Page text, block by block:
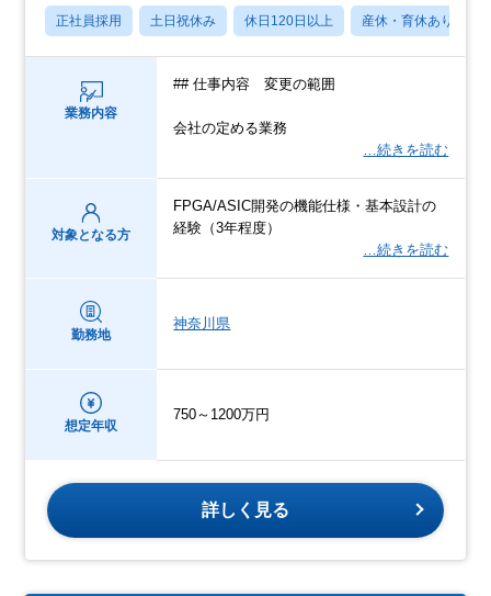
正社員採用 土日祝休み 休日120日以上 産休・育休あり
業務内容
## 仕事内容 変更の範囲
会社の定める業務
…続きを読む
対象となる方
FPGA/ASIC開発の機能仕様・基本設計の
経験（3年程度）
…続きを読む
勤務地
神奈川県
想定年収
750～1200万円
詳しく見る